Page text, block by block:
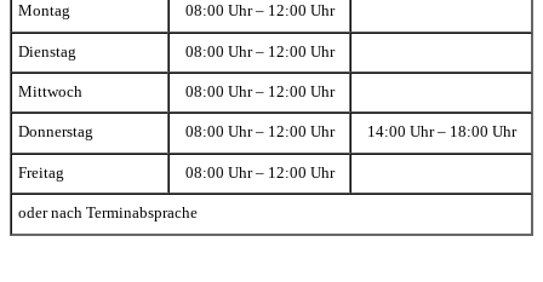
Montag 08:00 Uhr – 12:00 Uhr
Dienstag 08:00 Uhr – 12:00 Uhr
Mittwoch 08:00 Uhr – 12:00 Uhr
Donnerstag 08:00 Uhr – 12:00 Uhr 14:00 Uhr – 18:00 Uhr
Freitag 08:00 Uhr – 12:00 Uhr
oder nach Terminabsprache